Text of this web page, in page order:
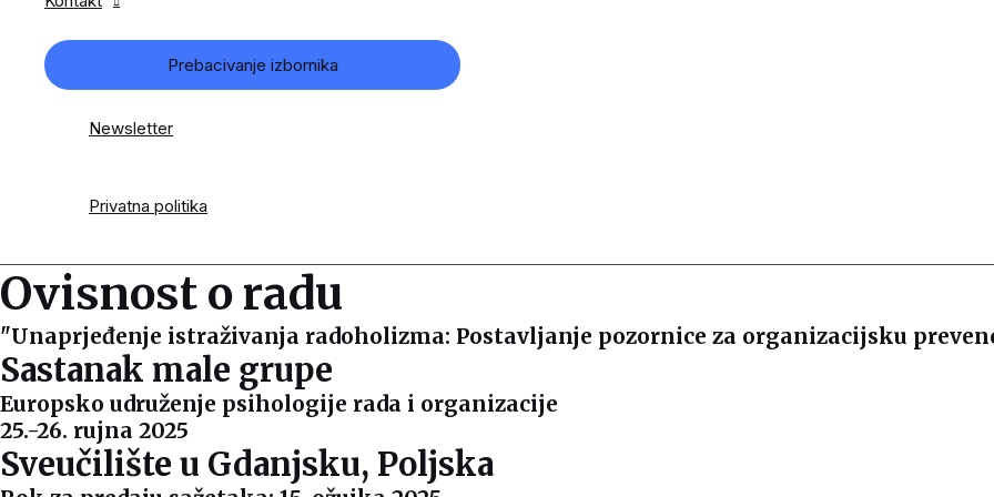
Prebacivanje izbornika
Newsletter
Privatna politika
Ovisnost o radu
"Unaprjeđenje istraživanja radoholizma: Postavljanje pozornice za organizacijsku
Sastanak male grupe
Europsko udruženje psihologije rada i organizacije
25.-26. rujna 2025
Sveučilište u Gdanjsku, Poljska